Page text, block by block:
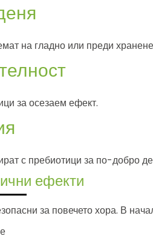
на гладно или преди
за осезаем ефект.
с пребиотици за по-добро
ефекти
за повечето хора. В